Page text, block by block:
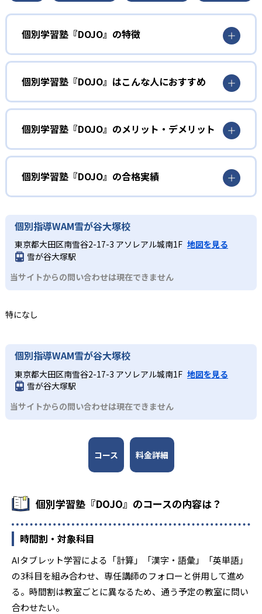
個別学習塾『DOJO』の特徴
1
AI搭載タブレット学習
AIを搭載したタブレットが、事前の学習診断テストで「ど
こでつまずいているのか」を把握。苦手な単元を自動で判
定して重点的に出題するため、無駄なく着実に基礎力を固
められる。算数の計算、国語の漢字・語彙、英語の英単語
2 専任講師のサポート
教室では専任講師が一人ひとりの学習状況をモニタリング
し、画面上の学習結果を踏まえてリアルタイムでアドバイ
なタイミングで声かけや解説が受けられるため、集中力を
3
タブレットによる自動採点・問題出題を活用することで、
月謝を実現。
個別学習塾『DOJO』はこんな人におすすめ
小学生
英算国の基礎固めをしたい人
算数の計算や国語の漢字・語彙、英語の英単語学習によっ
て基礎を固める。AIタブレットで「わからない」を早期に
発見し、少しずつ自信をつけながら進めることが可能だ。
苦手を克服したい人
苦手単元の克服が急務となる人に向いている。AIが自動で
苦手分野を洗い出して繰り返し学習できるほか、教室での
講師フォローにより「なぜ解けないか」を納得するまで解
説する。
個別学習塾『DOJO』のメリット・デメリット
どんなメリットがある?
AIタブレットによる自動出題・採点で、基礎の「わからな
い」を即座に検出して重点学習できるため、無駄のない効
率学習が可能である。また、専任講師が個別にフォローす
ることで自学力が未熟な児童でも集中力を維持しやすい。
どんなデメリットがある?
対応科目は算数・国語・英語の基礎3科目に限られるため、
理科・社会や高度な応用学習には別途対策が必要である。
また、自宅でのタブレット学習には一定の自律性が求めら
れ、最初は講師による声かけや保護者のサポートが欠かせ
室への問い合わせが必須である。
個別学習塾『DOJO』の合格実績
個別学習塾『DOJO』は合格実績を公式サイトで公開してい
ない。
個別指導WAM雪が谷大塚校
東京都大田区南雪谷2-17-3 アソレアル城南1F 地図を見る
雪が谷大塚駅
当サイトからの問い合わせは現在できません
特になし
個別指導WAM雪が谷大塚校
東京都大田区南雪谷2-17-3 アソレアル城南1F 地図を見る
雪が谷大塚駅
当サイトからの問い合わせは現在できません
コース 料金詳細
個別学習塾『DOJO』のコースの内容は？
時間割・対象科目
AIタブレット学習による「計算」「漢字・語彙」「英単語」
の3科目を組み合わせ、専任講師のフォローと併用して進め
る。時間割は教室ごとに異なるため、通う予定の教室に問い
合わせたい。